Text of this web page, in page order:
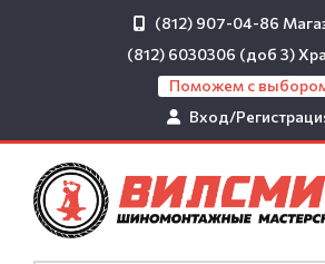
(812) 907-04-86
(812) 6030306 (доб 3)
Поможем с
Вход/